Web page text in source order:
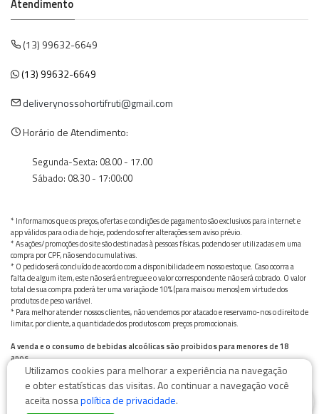
Atendimento
(13) 99632-6649
(13) 99632-6649
deliverynossohortifruti@gmail.com
Horário de Atendimento:
Segunda-Sexta: 08.00 - 17.00
Sábado: 08.30 - 17:00:00
* Informamos que os preços, ofertas e condições de pagamento são exclusivos para internet e
app válidos para o dia de hoje, podendo sofrer alterações sem aviso prévio.
* As ações/promoções do site são destinadas à pessoas físicas, podendo ser utilizadas em uma
compra por CPF, não sendo cumulativas.
* O pedido será concluído de acordo com a disponibilidade em nosso estoque. Caso ocorra a
falta de algum item, este não será entregue e o valor correspondente não será cobrado. O valor
total de sua compra poderá ter uma variação de 10% (para mais ou menos) em virtude dos
produtos de peso variável.
* Para melhor atender nossos clientes, não vendemos por atacado e reservamo-nos o direito de
limitar, por cliente, a quantidade dos produtos com preços promocionais.
A venda e o consumo de bebidas alcoólicas são proibidos para menores de 18
anos.
Bebida alcoólica pode causar dependência química e, em excesso, provoca graves males à saúde.
Beba com moderação
Utilizamos cookies para melhorar a experiência na navegação
e obter estatísticas das visitas. Ao continuar a navegação você
aceita nossapolítica de privacidade.